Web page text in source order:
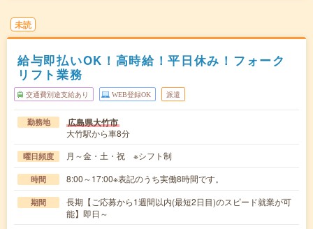
未読
給与即払いOK！高時給！平日休み！フォーク
リフト業務
交通費別途支給あり WEB登録OK 派遣
勤務地 広島県大竹市
大竹駅から車8分
曜日頻度 月～金・土・祝 ※シフト制
時間 8:00～17:00※表記のうち実働8時間です。
期間
長期【ご応募から1週間以内(最短2日目)のスピード就業が可
能】即日～